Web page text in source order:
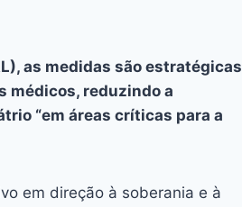
as medidas são estratégicas
médicos, reduzindo a
“em áreas críticas para a
em direção à soberania e à